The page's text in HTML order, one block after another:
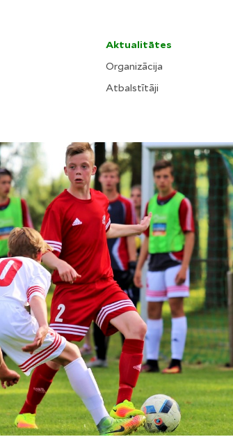
Aktualitātes
Organizācija
Atbalstītāji